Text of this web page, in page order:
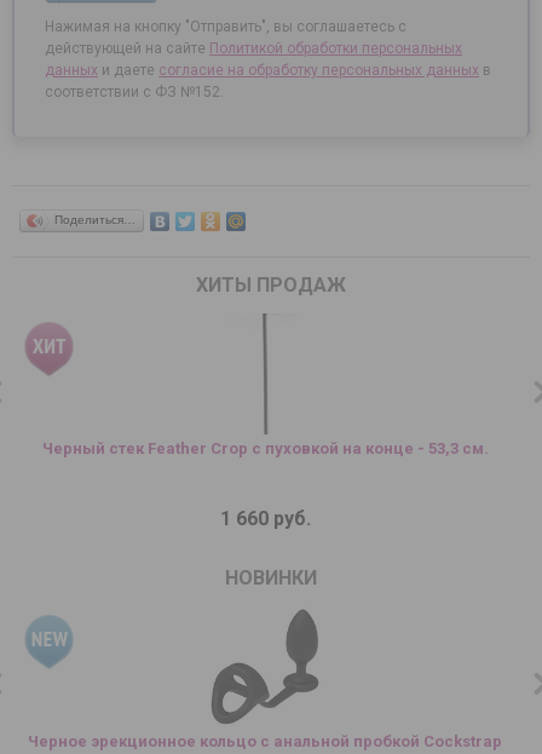
Нажимая на кнопку "Отправить", вы соглашаетесь с
действующей на сайте Политикой обработки персональных
данных и даете согласие на обработку персональных данных в
соответствии с ФЗ №152.
Поделиться…
ХИТЫ ПРОДАЖ
Черный стек Feather Crop с пуховкой на конце - 53,3 см.
1 660 руб.
НОВИНКИ
Черное эрекционное кольцо с анальной пробкой Cockstrap